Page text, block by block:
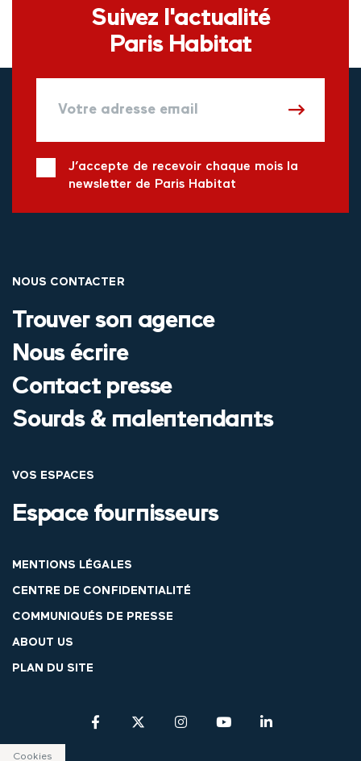
Suivez l'actualité
Paris Habitat
J’accepte de recevoir chaque mois la
newsletter de Paris Habitat
NOUS CONTACTER
Trouver son agence
Nous écrire
Contact presse
Sourds & malentendants
VOS ESPACES
Espace fournisseurs
MENTIONS LÉGALES
CENTRE DE CONFIDENTIALITÉ
COMMUNIQUÉS DE PRESSE
ABOUT US
PLAN DU SITE
Cookies